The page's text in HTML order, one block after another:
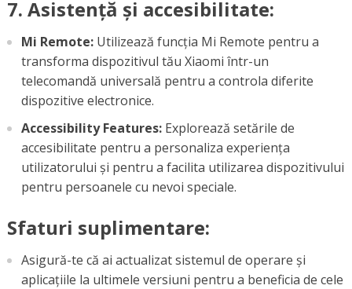
7. Asistență și accesibilitate:
Mi Remote:Utilizează funcția Mi Remote pentru a
transforma dispozitivul tău Xiaomi într-un
telecomandă universală pentru a controla diferite
dispozitive electronice.
Accessibility Features:Explorează setările de
accesibilitate pentru a personaliza experiența
utilizatorului și pentru a facilita utilizarea dispozitivului
pentru persoanele cu nevoi speciale.
Sfaturi suplimentare:
Asigură-te că ai actualizat sistemul de operare și
aplicațiile la ultimele versiuni pentru a beneficia de cele